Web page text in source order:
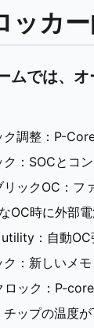
ッカ
ムでは、
ク調整：P-
：SOCとコ
ックOC：フ
OC時に外部
：自動OC
：新しいメ
ック：P-
ップの温度